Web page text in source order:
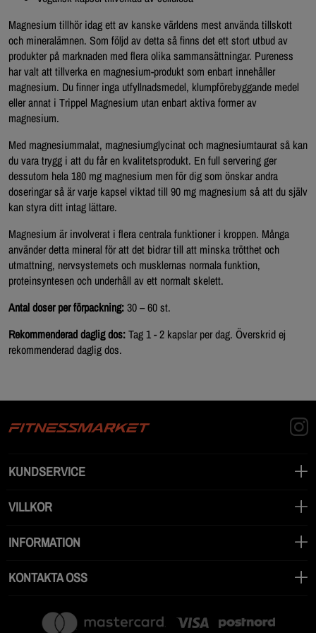
Magnesium tillhör idag ett av kanske världens mest använda tillskott
och mineralämnen. Som följd av detta så finns det ett stort utbud av
produkter på marknaden med flera olika sammansättningar. Pureness
har valt att tillverka en magnesium-produkt som enbart innehåller
magnesium. Du finner inga utfyllnadsmedel, klumpförebyggande medel
eller annat i Trippel Magnesium utan enbart aktiva former av
magnesium.
Med magnesiummalat, magnesiumglycinat och magnesiumtaurat så kan
du vara trygg i att du får en kvalitetsprodukt. En full servering ger
dessutom hela 180 mg magnesium men för dig som önskar andra
doseringar så är varje kapsel viktad till 90 mg magnesium så att du själv
kan styra ditt intag lättare.
Magnesium är involverat i flera centrala funktioner i kroppen. Många
använder detta mineral för att det bidrar till att minska trötthet och
utmattning, nervsystemets och musklernas normala funktion,
proteinsyntesen och underhåll av ett normalt skelett.
Antal doser per förpackning:30 – 60 st.
Rekommenderad daglig dos:Tag 1 - 2 kapslar per dag. Överskrid ej
rekommenderad daglig dos.
KUNDSERVICE
VILLKOR
INFORMATION
KONTAKTA OSS